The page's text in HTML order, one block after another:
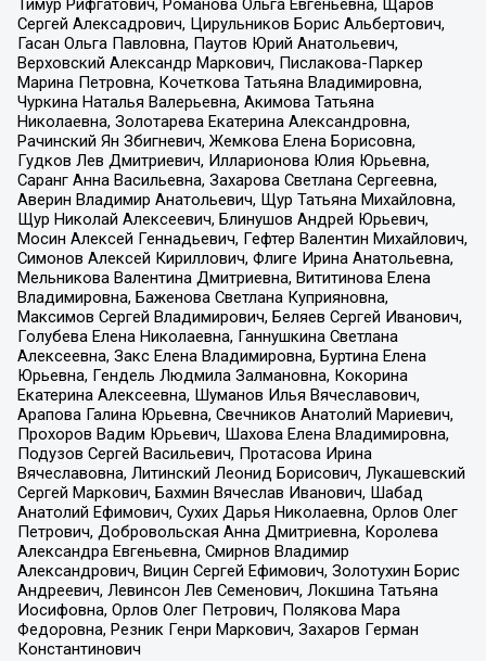
Тимур Рифгатович, Романова Ольга Евгеньевна, Щаров
Сергей Алексадрович, Цирульников Борис Альбертович,
Гасан Ольга Павловна, Паутов Юрий Анатольевич,
Верховский Александр Маркович, Пислакова-Паркер
Марина Петровна, Кочеткова Татьяна Владимировна,
Чуркина Наталья Валерьевна, Акимова Татьяна
Николаевна, Золотарева Екатерина Александровна,
Рачинский Ян Збигневич, Жемкова Елена Борисовна,
Гудков Лев Дмитриевич, Илларионова Юлия Юрьевна,
Саранг Анна Васильевна, Захарова Светлана Сергеевна,
Аверин Владимир Анатольевич, Щур Татьяна Михайловна,
Щур Николай Алексеевич, Блинушов Андрей Юрьевич,
Мосин Алексей Геннадьевич, Гефтер Валентин Михайлович,
Симонов Алексей Кириллович, Флиге Ирина Анатольевна,
Мельникова Валентина Дмитриевна, Вититинова Елена
Владимировна, Баженова Светлана Куприяновна,
Максимов Сергей Владимирович, Беляев Сергей Иванович,
Голубева Елена Николаевна, Ганнушкина Светлана
Алексеевна, Закс Елена Владимировна, Буртина Елена
Юрьевна, Гендель Людмила Залмановна, Кокорина
Екатерина Алексеевна, Шуманов Илья Вячеславович,
Арапова Галина Юрьевна, Свечников Анатолий Мариевич,
Прохоров Вадим Юрьевич, Шахова Елена Владимировна,
Подузов Сергей Васильевич, Протасова Ирина
Вячеславовна, Литинский Леонид Борисович, Лукашевский
Сергей Маркович, Бахмин Вячеслав Иванович, Шабад
Анатолий Ефимович, Сухих Дарья Николаевна, Орлов Олег
Петрович, Добровольская Анна Дмитриевна, Королева
Александра Евгеньевна, Смирнов Владимир
Александрович, Вицин Сергей Ефимович, Золотухин Борис
Андреевич, Левинсон Лев Семенович, Локшина Татьяна
Иосифовна, Орлов Олег Петрович, Полякова Мара
Федоровна, Резник Генри Маркович, Захаров Герман
Константинович